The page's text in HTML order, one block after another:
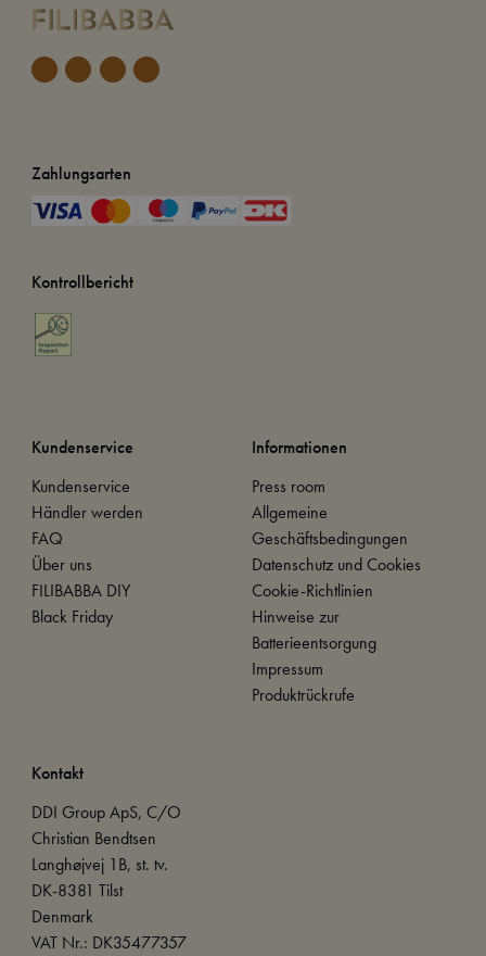
Zahlungsarten
Kontrollbericht
Kundenservice
Kundenservice
Händler werden
FAQ
Über uns
FILIBABBA DIY
Black Friday
Informationen
Press room
Allgemeine
Geschäftsbedingungen
Datenschutz und Cookies
Cookie-Richtlinien
Hinweise zur
Batterieentsorgung
Impressum
Produktrückrufe
Kontakt
DDI Group ApS, C/O
Christian Bendtsen
Langhøjvej 1B, st. tv.
DK-8381 Tilst
Denmark
VAT Nr.: DK35477357